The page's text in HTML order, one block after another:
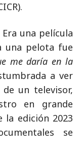
una película
una pelota fue
me daría en la
a ver
un televisor,
en grande
la edición 2023
se